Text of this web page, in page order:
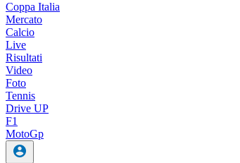
Coppa Italia
Mercato
Calcio
Live
Risultati
Video
Foto
Tennis
Drive UP
F1
MotoGp